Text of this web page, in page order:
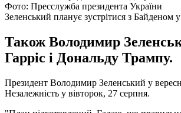
Фото: Пресслужба президента України
Зеленський планує зустрітися з Байденом у
Також Володимир
Гарріс і Дональду Трампу.
Президент Володимир Зеленський у
Незалежність у вівторок, 27 серпня.